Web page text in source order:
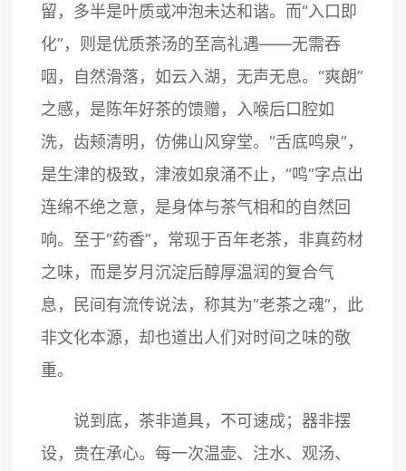
留，多半是叶质或冲泡未达和谐。而“入口即
化”，则是优质茶汤的至高礼遇——无需吞
咽，自然滑落，如云入湖，无声无息。“爽朗”
之感，是陈年好茶的馈赠，入喉后口腔如
洗，齿颊清明，仿佛山风穿堂。“舌底鸣泉”，
是生津的极致，津液如泉涌不止，“鸣”字点出
连绵不绝之意，是身体与茶气相和的自然回
响。至于“药香”，常现于百年老茶，非真药材
之味，而是岁月沉淀后醇厚温润的复合气
息，民间有流传说法，称其为“老茶之魂”，此
非文化本源，却也道出人们对时间之味的敬
重。
说到底，茶非道具，不可速成；器非摆
设，贵在承心。每一次温壶、注水、观汤、